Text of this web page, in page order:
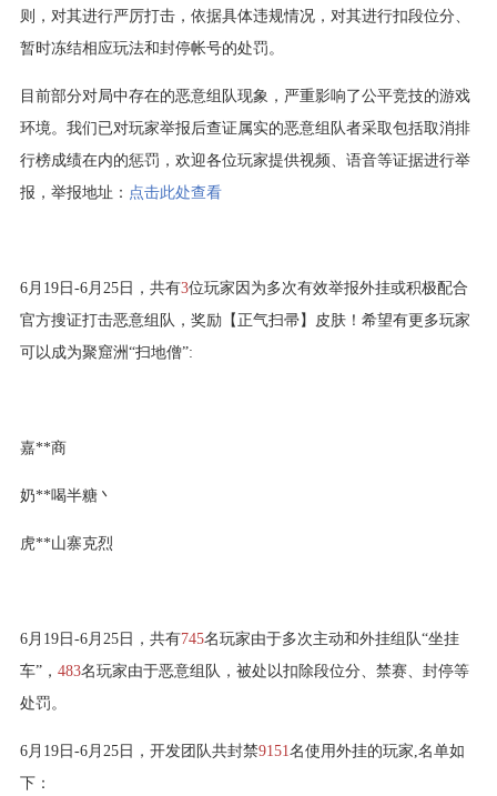
则，对其进行严厉打击，依据具体违规情况，对其进行扣段位分、
暂时冻结相应玩法和封停帐号的处罚。
目前部分对局中存在的恶意组队现象，严重影响了公平竞技的游戏
环境。我们已对玩家举报后查证属实的恶意组队者采取包括取消排
行榜成绩在内的惩罚，欢迎各位玩家提供视频、语音等证据进行举
报，举报地址： 点击此处查看
6月19日-6月25日，共有3位玩家因为多次有效举报外挂或积极配合
官方搜证打击恶意组队，奖励【正气扫帚】皮肤！希望有更多玩家
可以成为聚窟洲“扫地僧”:
嘉**商
奶**喝半糖丶
虎**山寨克烈
6月19日-6月25日，共有745名玩家由于多次主动和外挂组队“坐挂
车”， 483名玩家由于恶意组队，被处以扣除段位分、禁赛、封停等
处罚。
6月19日-6月25日，开发团队共封禁9151名使用外挂的玩家,名单如
下：